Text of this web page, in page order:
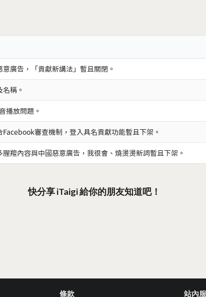
廣告，「貢獻新講法」暫且關閉。
稱。
播放問題。
審查機制，登入具名貢獻功能暫且下架。
羶內容與中國惡意廣告，我很會、燒燙燙新詞暫且下架。
快分享 iTaigi 給你的朋友知道吧！
條款 站內